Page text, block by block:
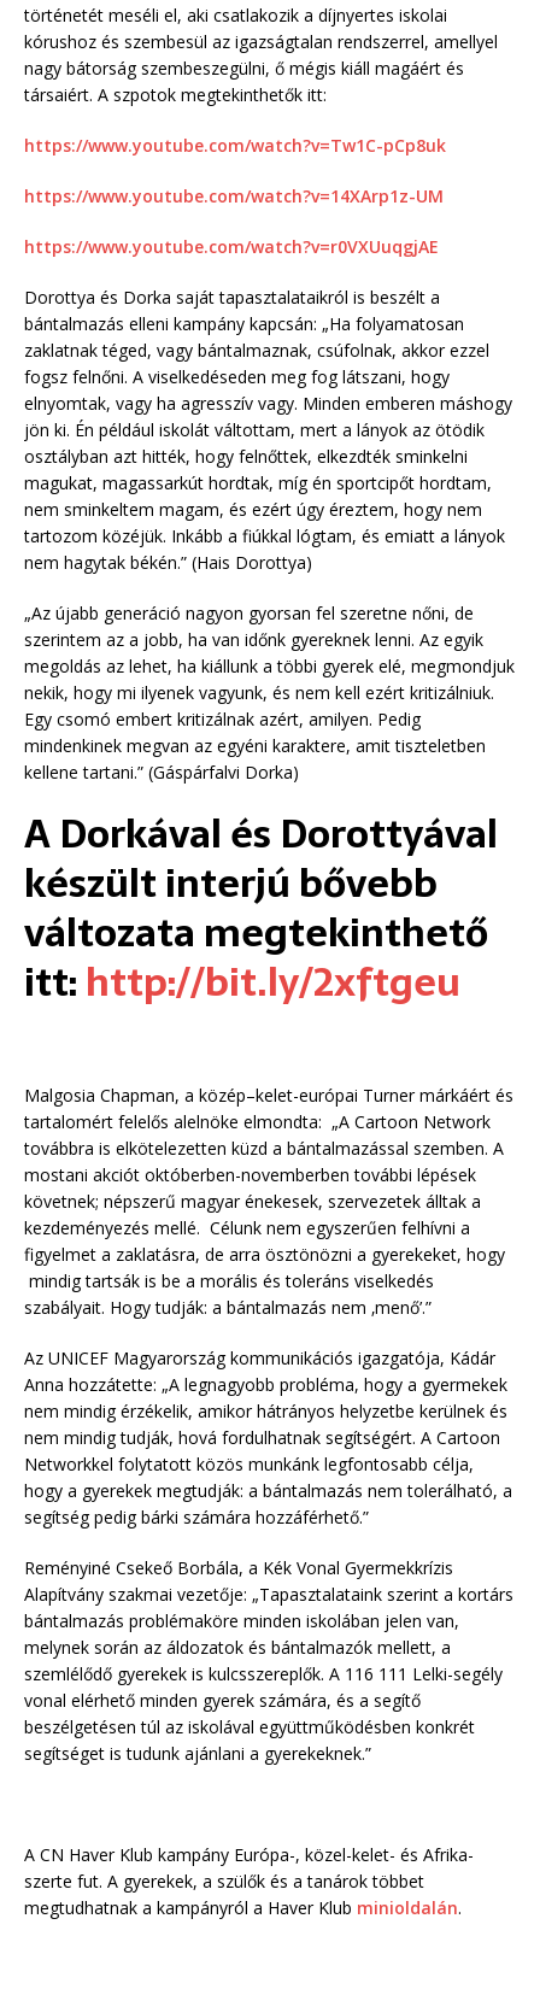
történetét meséli el, aki csatlakozik a díjnyertes iskolai
kórushoz és szembesül az igazságtalan rendszerrel, amellyel
nagy bátorság szembeszegülni, ő mégis kiáll magáért és
társaiért. A szpotok megtekinthetők itt:
https://www.youtube.com/watch?v=Tw1C-pCp8uk
https://www.youtube.com/watch?v=14XArp1z-UM
https://www.youtube.com/watch?v=r0VXUuqgjAE
Dorottya és Dorka saját tapasztalataikról is beszélt a
bántalmazás elleni kampány kapcsán: „Ha folyamatosan
zaklatnak téged, vagy bántalmaznak, csúfolnak, akkor ezzel
fogsz felnőni. A viselkedéseden meg fog látszani, hogy
elnyomtak, vagy ha agresszív vagy. Minden emberen máshogy
jön ki. Én például iskolát váltottam, mert a lányok az ötödik
osztályban azt hitték, hogy felnőttek, elkezdték sminkelni
magukat, magassarkút hordtak, míg én sportcipőt hordtam,
nem sminkeltem magam, és ezért úgy éreztem, hogy nem
tartozom közéjük. Inkább a fiúkkal lógtam, és emiatt a lányok
nem hagytak békén.” (Hais Dorottya)
„Az újabb generáció nagyon gyorsan fel szeretne nőni, de
szerintem az a jobb, ha van időnk gyereknek lenni. Az egyik
megoldás az lehet, ha kiállunk a többi gyerek elé, megmondjuk
nekik, hogy mi ilyenek vagyunk, és nem kell ezért kritizálniuk.
Egy csomó embert kritizálnak azért, amilyen. Pedig
mindenkinek megvan az egyéni karaktere, amit tiszteletben
kellene tartani.” (Gáspárfalvi Dorka)
A Dorkával és Dorottyával
készült interjú bővebb
változata megtekinthető
itt:http://bit.ly/2xftgeu
Malgosia Chapman, a közép–kelet-európai Turner márkáért és
tartalomért felelős alelnöke elmondta: „A Cartoon Network
továbbra is elkötelezetten küzd a bántalmazással szemben. A
mostani akciót októberben-novemberben további lépések
követnek; népszerű magyar énekesek, szervezetek álltak a
kezdeményezés mellé. Célunk nem egyszerűen felhívni a
figyelmet a zaklatásra, de arra ösztönözni a gyerekeket, hogy
mindig tartsák is be a morális és toleráns viselkedés
szabályait. Hogy tudják: a bántalmazás nem ‚menő’.”
Az UNICEF Magyarország kommunikációs igazgatója, Kádár
Anna hozzátette: „A legnagyobb probléma, hogy a gyermekek
nem mindig érzékelik, amikor hátrányos helyzetbe kerülnek és
nem mindig tudják, hová fordulhatnak segítségért. A Cartoon
Networkkel folytatott közös munkánk legfontosabb célja,
hogy a gyerekek megtudják: a bántalmazás nem tolerálható, a
segítség pedig bárki számára hozzáférhető.”
Reményiné Csekeő Borbála, a Kék Vonal Gyermekkrízis
Alapítvány szakmai vezetője: „Tapasztalataink szerint a kortárs
bántalmazás problémaköre minden iskolában jelen van,
melynek során az áldozatok és bántalmazók mellett, a
szemlélődő gyerekek is kulcsszereplők. A 116 111 Lelki-segély
vonal elérhető minden gyerek számára, és a segítő
beszélgetésen túl az iskolával együttműködésben konkrét
segítséget is tudunk ajánlani a gyerekeknek.”
A CN Haver Klub kampány Európa-, közel-kelet- és Afrika-
szerte fut. A gyerekek, a szülők és a tanárok többet
megtudhatnak a kampányról a Haver Klub minioldalán.